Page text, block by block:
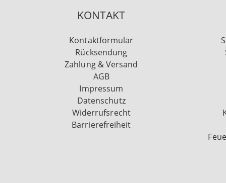
KONTAKT
Kontaktformular
Rücksendung
Zahlung & Versand
AGB
Impressum
Datenschutz
Widerrufsrecht
Barrierefreiheit